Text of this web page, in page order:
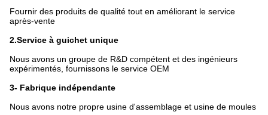
Fournir des produits de qualité tout en améliorant le service
après-vente
2.Service à guichet unique
Nous avons un groupe de R&D compétent et des ingénieurs
expérimentés, fournissons le service OEM
3- Fabrique indépendante
Nous avons notre propre usine d'assemblage et usine de moules